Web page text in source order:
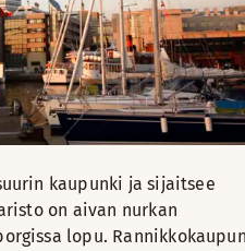
kaupunki ja sijaitsee
on aivan nurkan
lopu.